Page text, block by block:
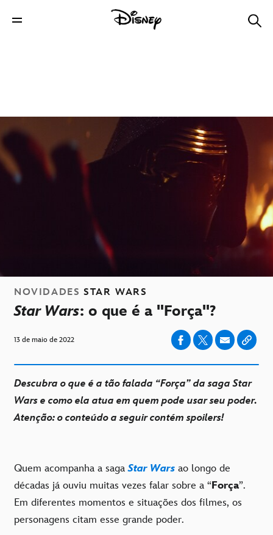
NOVIDADES STAR WARS
Star Wars: o que é a "Força"?
13 de maio de 2022
Descubra o que é a tão falada “Força” da saga Star
Wars e como ela atua em quem pode usar seu poder.
Atenção: o conteúdo a seguir contém spoilers!
Quem acompanha a sagaStar Wars ao longo de
décadas já ouviu muitas vezes falar sobre a “Força”.
Em diferentes momentos e situações dos filmes, os
personagens citam esse grande poder.